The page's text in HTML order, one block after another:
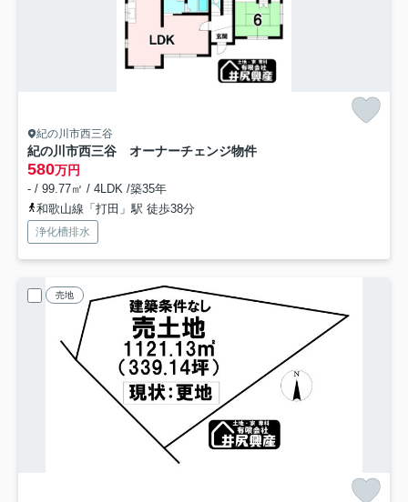
紀の川市西三谷
紀の川市西三谷 オーナーチェンジ物件
580万円
- / 99.77㎡ / 4LDK /築35年
和歌山線「打田」駅 徒歩38分
浄化槽排水
売地